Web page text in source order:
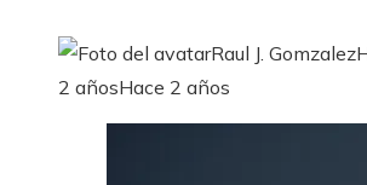
Raul J. Gomzalez
2 añosHace 2 años